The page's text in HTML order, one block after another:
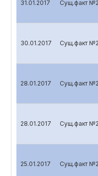
31.01.2017 Сущ.факт
30.01.2017 Сущ.факт
28.01.2017 Сущ.факт
28.01.2017 Сущ.факт
25.01.2017 Сущ.факт